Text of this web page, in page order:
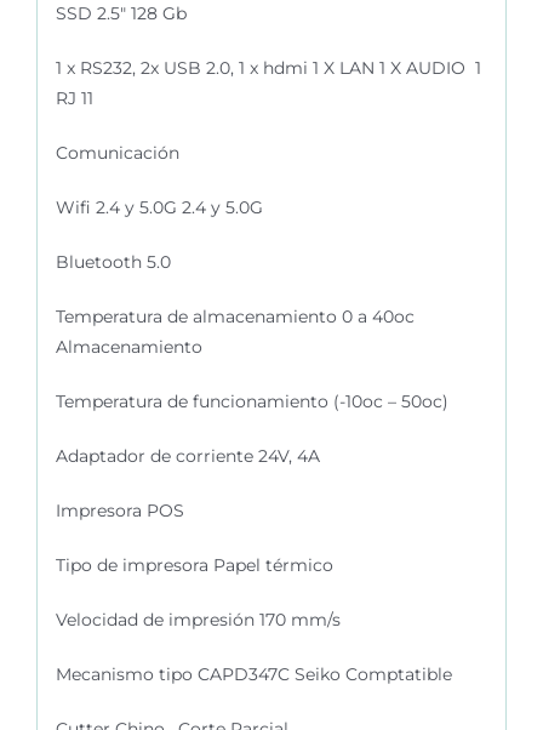
SSD 2.5″ 128 Gb
1 x RS232, 2x USB 2.0, 1 x hdmi 1 X LAN 1 X AUDIO 1
RJ 11
Comunicación
Wifi 2.4 y 5.0G 2.4 y 5.0G
Bluetooth 5.0
Temperatura de almacenamiento 0 a 40oc
Almacenamiento
Temperatura de funcionamiento (-10oc – 50oc)
Adaptador de corriente 24V, 4A
Impresora POS
Tipo de impresora Papel térmico
Velocidad de impresión 170 mm/s
Mecanismo tipo CAPD347C Seiko Comptatible